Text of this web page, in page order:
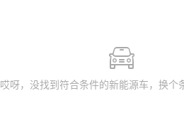
哎呀，没找到符合条件的新能源车，换个